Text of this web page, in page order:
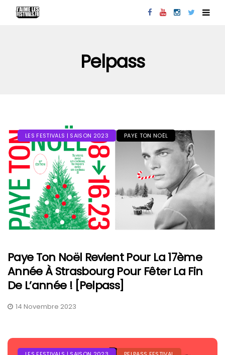
Pelpass
LES FESTIVALS | SAISON 2023 PAYE TON NOËL
Paye Ton Noël Revient Pour La 17ème
Année À Strasbourg Pour Fêter La Fin
De L’année ! [Pelpass]
14 Novembre 2023